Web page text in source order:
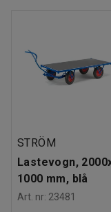
STRÖM
Lastevogn,
1000 mm, blå
Art. nr: 23481